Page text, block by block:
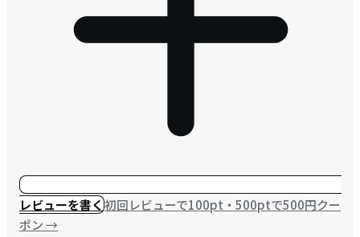
レビューを書く初回レビューで100pt・500ptで500円クー
ポン→